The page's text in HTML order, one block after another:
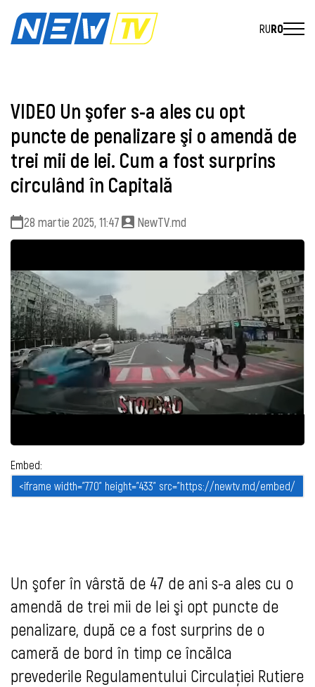
RURO
VIDEO Un şofer s-a ales cu opt
puncte de penalizare şi o amendă de
trei mii de lei. Cum a fost surprins
circulând în Capitală
28 martie 2025, 11:47 NewTV.md
Embed:
Un şofer în vârstă de 47 de ani s-a ales cu o
amendă de trei mii de lei şi opt puncte de
penalizare, după ce a fost surprins de o
cameră de bord în timp ce încălca
prevederile Regulamentului Circulaţiei Rutiere